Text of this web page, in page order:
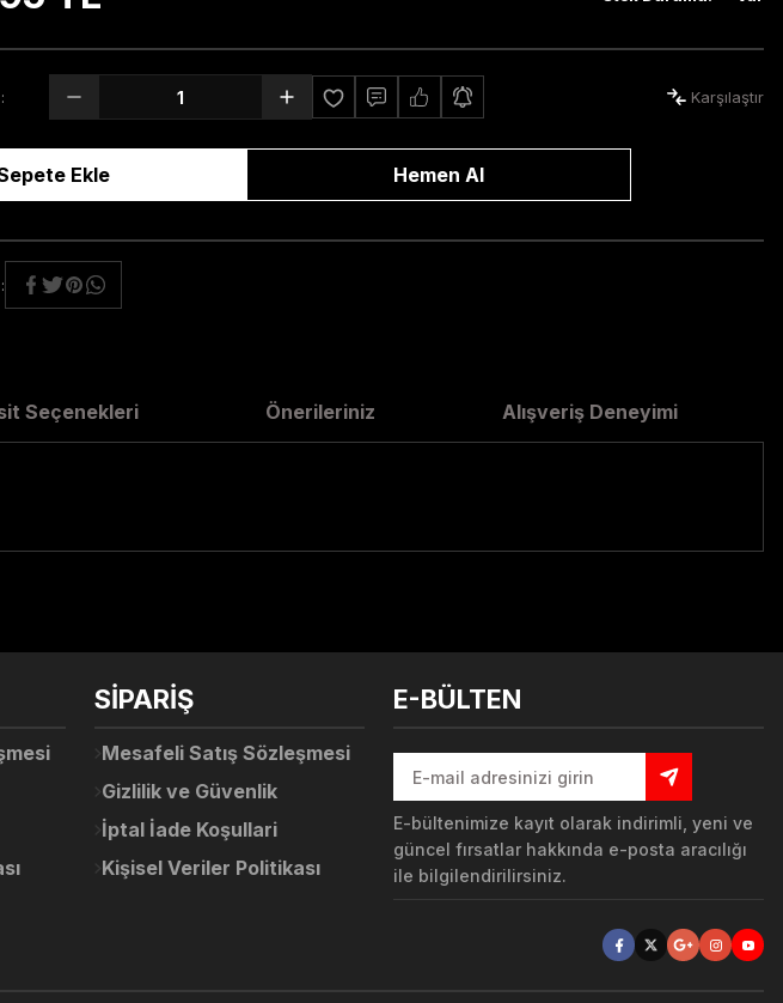
Karşılaştır
Ekle Hemen Al
Seçenekleri Önerileriniz Alışveriş Deneyimi
SİPARİŞ
Mesafeli Satış Sözleşmesi
Gizlilik ve Güvenlik
İptal İade Koşullari
Kişisel Veriler Politikası
E-BÜLTEN
E-bültenimize kayıt olarak indirimli, yeni ve
güncel fırsatlar hakkında e-posta aracılığı
ile bilgilendirilirsiniz.